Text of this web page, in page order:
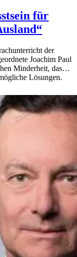
für
der
Joachim Paul
Minderheit, das
Lösungen.